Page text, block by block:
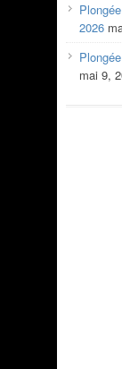
2026
mai 9,